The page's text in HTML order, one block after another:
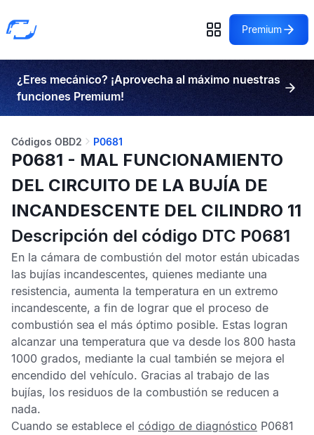
Premium
¿Eres mecánico? ¡Aprovecha al máximo nuestras
funciones Premium!
Códigos OBD2 P0681
P0681 - MAL FUNCIONAMIENTO
DEL CIRCUITO DE LA BUJÍA DE
INCANDESCENTE DEL CILINDRO 11
Descripción del código DTC P0681
En la cámara de combustión del motor están ubicadas
las bujías incandescentes, quienes mediante una
resistencia, aumenta la temperatura en un extremo
incandescente, a fin de lograr que el proceso de
combustión sea el más óptimo posible. Estas logran
alcanzar una temperatura que va desde los 800 hasta
1000 grados, mediante la cual también se mejora el
encendido del vehículo. Gracias al trabajo de las
bujías, los residuos de la combustión se reducen a
nada.
Cuando se establece el código de diagnóstico P0681